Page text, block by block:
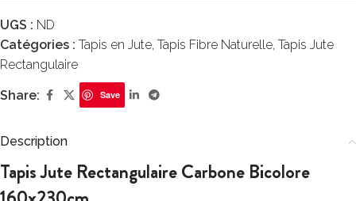
UGS : ND
Catégories : Tapis en Jute, Tapis Fibre Naturelle, Tapis Jute
Rectangulaire
Share: Save
Description
Tapis Jute Rectangulaire Carbone Bicolore